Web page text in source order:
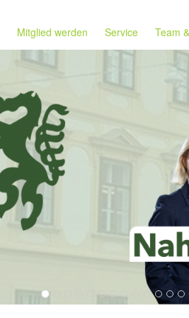
Mitglied werden Service Team